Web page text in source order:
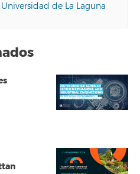
de La Laguna